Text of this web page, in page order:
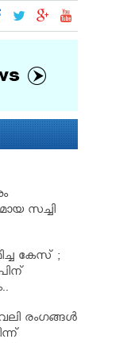
സച്ചി
കേസ് ;
രംഗങ്ങള്‍